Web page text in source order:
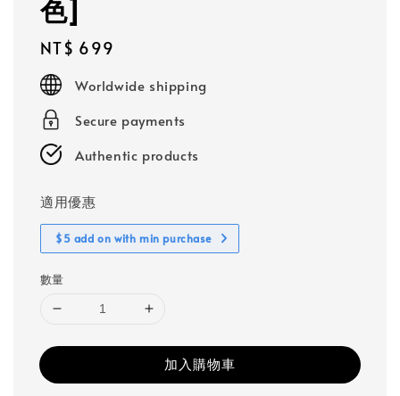
色]
Regular
price
NT$ 699
Worldwide shipping
Secure payments
Authentic products
適用優惠
$5 add on with min purchase
數量
加入購物車